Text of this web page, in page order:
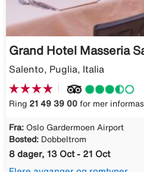
Grand Hotel Masseria
Salento, Puglia, Italia
Ring 21 49 39 00 for mer
Fra: Oslo Gardermoen Airport
Bosted: Dobbeltrom
8 dager, 13 Oct - 21 Oct